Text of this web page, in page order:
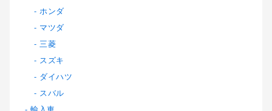
ホンダ
マツダ
三菱
スズキ
ダイハツ
スバル